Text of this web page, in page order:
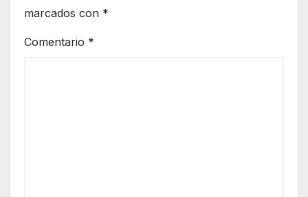
marcados con *
Comentario *